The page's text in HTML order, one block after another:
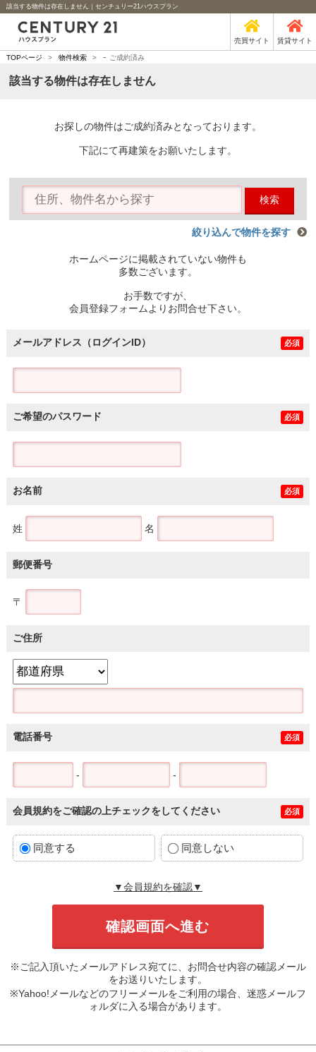
該当する物件は存在しません｜センチュリー21ハウスプラン
売買サイト 賃貸サイト
TOPページ > 物件検索 > - ご成約済み
該当する物件は存在しません
お探しの物件はご成約済みとなっております。
下記にて再建策をお願いたします。
検索
絞り込んで物件を探す
ホームページに掲載されていない物件も
多数ございます。
お手数ですが、
会員登録フォームよりお問合せ下さい。
メールアドレス（ログインID） 必須
ご希望のパスワード 必須
お名前 必須
姓 名
郵便番号
〒
ご住所
電話番号 必須
- -
会員規約をご確認の上チェックをしてください 必須
同意する 同意しない
▼会員規約を確認▼
※ご記入頂いたメールアドレス宛てに、お問合せ内容の確認メール
をお送りいたします。
※Yahoo!メールなどのフリーメールをご利用の場合、迷惑メールフ
ォルダに入る場合があります。